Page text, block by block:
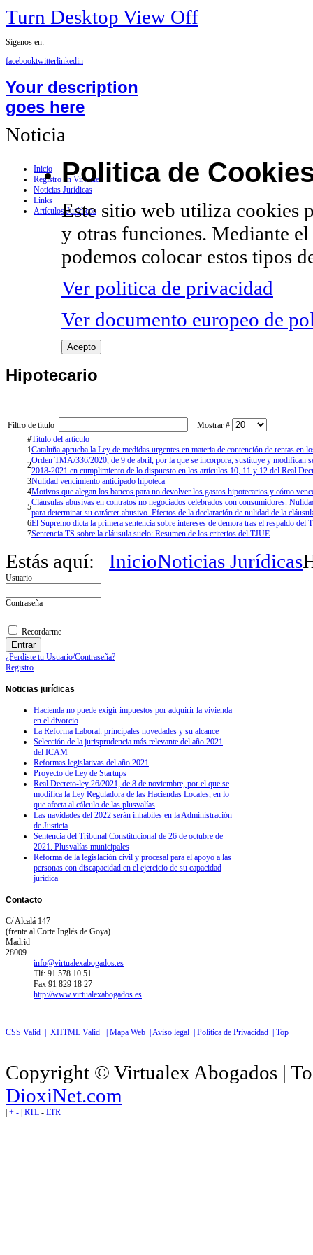
Turn Desktop View Off
Sígenos en:
facebooktwitterlinkedin
Your description
goes here
Inicio
Registro en Virtualex
Noticias Jurídicas
Links
Artículos Jurídicos
Noticia
Politica de
Este sitio web utiliza cookies
y otras funciones. Mediante
podemos colocar estos tipos
Ver politica de privacidad
Ver documento europeo de
Acepto
Hipotecario
Filtro de título
Mostrar #
#Título del artículo
1Cataluña aprueba la Ley de medidas urgentes en materia de contención de rentas en
2Orden TMA/336/2020, de 9 de abril, por la que se incorpora, sustituye y modifican
2018-2021 en cumplimiento de lo dispuesto en los artículos 10, 11 y 12 del Real
3Nulidad vencimiento anticipado hipoteca
4Motivos que alegan los bancos para no devolver los gastos hipotecarios y cómo
5Cláusulas abusivas en contratos no negociados celebrados con consumidores.
para determinar su carácter abusivo. Efectos de la declaración de nulidad de la
6El Supremo dicta la primera sentencia sobre intereses de demora tras el respaldo del
7Sentencia TS sobre la cláusula suelo: Resumen de los criterios del TJUE
Estás aquí: InicioNoticias Jurídicas
Usuario
Contraseña
Recordarme
¿Perdiste tu Usuario/Contraseña?
Registro
Noticias jurídicas
Hacienda no puede exigir impuestos por adquirir la vivienda
en el divorcio
La Reforma Laboral: principales novedades y su alcance
Selección de la jurisprudencia más relevante del año 2021
del ICAM
Reformas legislativas del año 2021
Proyecto de Ley de Startups
Real Decreto-ley 26/2021, de 8 de noviembre, por el que se
modifica la Ley Reguladora de las Haciendas Locales, en lo
que afecta al cálculo de las plusvalías
Las navidades del 2022 serán inhábiles en la Administración
de Justicia
Sentencia del Tribunal Constitucional de 26 de octubre de
2021. Plusvalías municipales
Reforma de la legislación civil y procesal para el apoyo a las
personas con discapacidad en el ejercicio de su capacidad
jurídica
Contacto
C/ Alcalá 147
(frente al Corte Inglés de Goya)
Madrid
28009
info@virtualexabogados.es
Tlf: 91 578 10 51
Fax 91 829 18 27
http://www.virtualexabogados.es
CSS Valid | XHTML Valid | Mapa Web |Aviso legal | Política de Privacidad | Top
Copyright © Virtualex Abogados |
DioxiNet.com
| + - | RTL - LTR